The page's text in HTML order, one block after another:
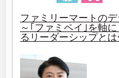
ファミリーマートの
～｢ファミペイ｣を軸
るリーダーシップとは